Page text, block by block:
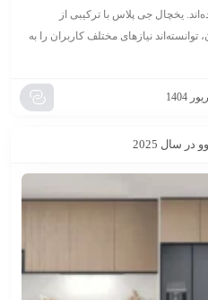
یخچال جی پلاس با ترکیبی از
نیازهای مختلف کاربران را به
سال 2025